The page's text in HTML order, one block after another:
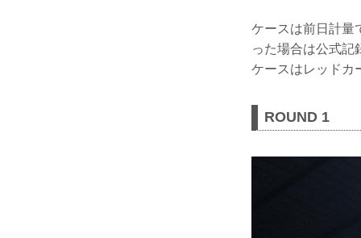
ケースは前日計量
った場合は公式記
ケースはレッドカ
ROUND 1